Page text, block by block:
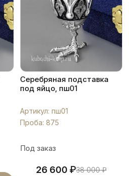
Серебряная подставка
под яйцо, пш01
Артикул: пш01
Проба: 875
Под заказ
26 600 ₽38 000₽